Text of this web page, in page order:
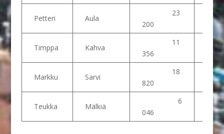
Petteri Aula
23
200
Timppa Kahva
11
356
Markku Sarvi
18
820
Teukka Mälkiä
6
046